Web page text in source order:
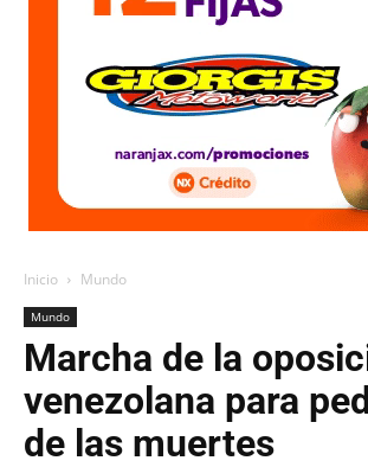
Inicio Mundo
Mundo
Marcha de la
venezolana para
de las muertes